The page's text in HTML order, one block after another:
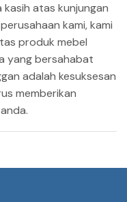
atas kunjungan
kami, kami
produk mebel
yang bersahabat
adalah kesuksesan
memberikan